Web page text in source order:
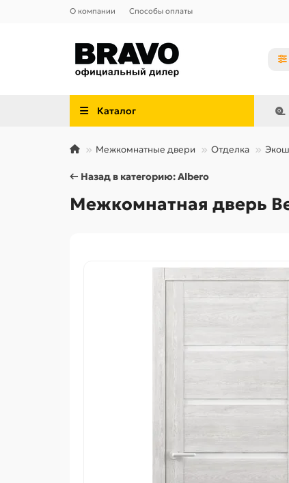
О компании Способы оплаты
Каталог
Межкомнатные двери Отделка
← Назад в категорию: Albero
Межкомнатная дверь